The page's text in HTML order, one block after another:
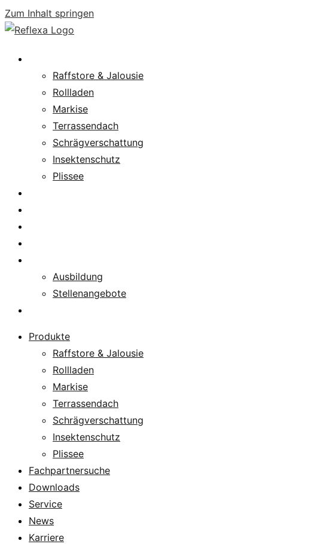
Zum Inhalt springen
Raffstore & Jalousie
Rollladen
Markise
Terrassendach
Schrägverschattung
Insektenschutz
Plissee
Ausbildung
Stellenangebote
Produkte
Raffstore & Jalousie
Rollladen
Markise
Terrassendach
Schrägverschattung
Insektenschutz
Plissee
Fachpartnersuche
Downloads
Service
News
Karriere